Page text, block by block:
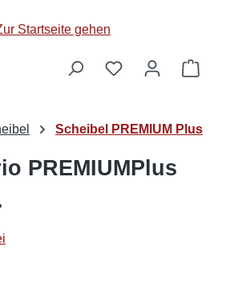
Scheibel PREMIUM Plus
PREMIUMPlus